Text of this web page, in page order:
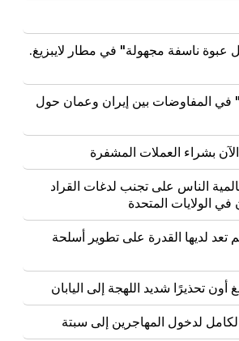
لجميع علامات الأبراج
منطقة أرارات
لمدة شهرين
سيكون من الممكن العثور على iPhone المفقود بدون
أداة جديدة
حول القضية الجنائية ضد
المحكمة (فيديو)
عبوة ناسفة مجهولة" في مطار لايبزيغ.
في المفاوضات بين إيران وعمان حول
بشراء العملات المشفرة
الناس على تجنب لدغات القراد
الولايات المتحدة
لديها القدرة على تطوير أسلحة
تحذيرًا شديد اللهجة إلى اليابان
لدخول المهاجرين إلى سبتة